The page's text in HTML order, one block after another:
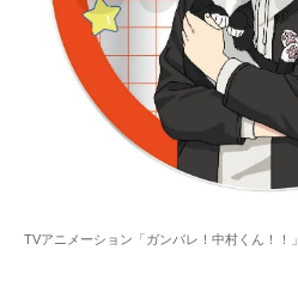
TVアニメーション「ガンバレ！中村くん！！」